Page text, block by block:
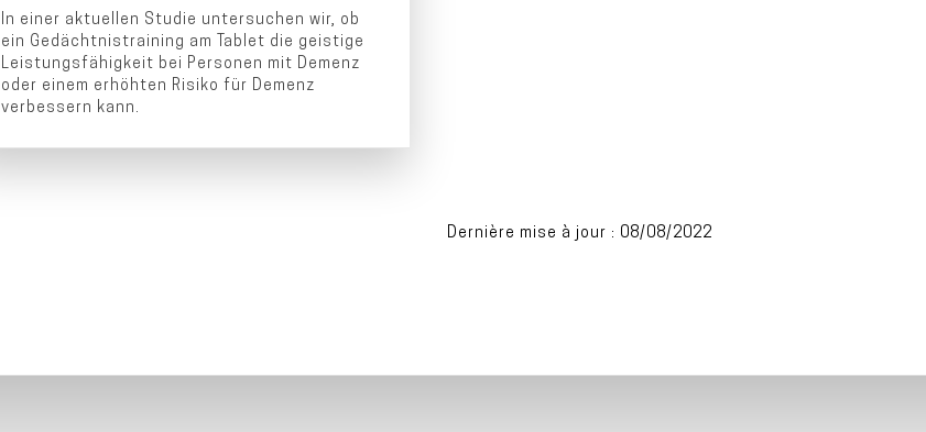
In einer aktuellen Studie untersuchen wir, ob
ein Gedächtnistraining am Tablet die geistige
Leistungsfähigkeit bei Personen mit Demenz
oder einem erhöhten Risiko für Demenz
verbessern kann.
Dernière mise à jour : 08/08/2022